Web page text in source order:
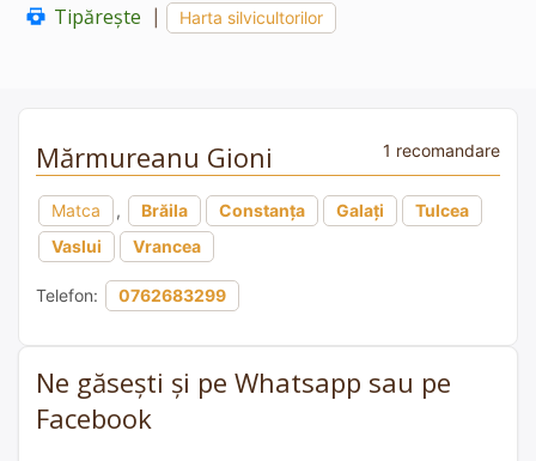
Tipărește Harta silvicultorilor
Mărmureanu Gioni 1 recomandare
Matca , Brăila Constanța Galați
Tulcea
Vaslui
Vrancea
Telefon: 0762683299
Ne găsești și pe Whatsapp sau pe
Facebook